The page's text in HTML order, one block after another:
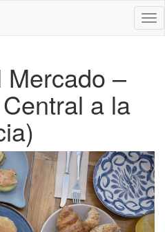
Mercado –
a la